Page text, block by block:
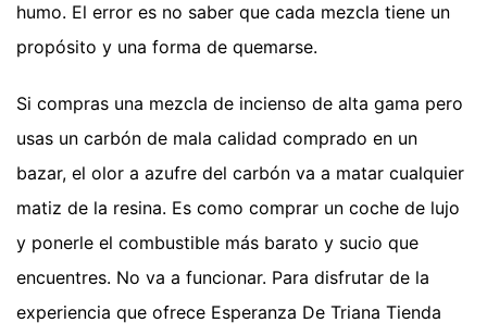
humo. El error es no saber que cada mezcla tiene un
propósito y una forma de quemarse.
Si compras una mezcla de incienso de alta gama pero
usas un carbón de mala calidad comprado en un
bazar, el olor a azufre del carbón va a matar cualquier
matiz de la resina. Es como comprar un coche de lujo
y ponerle el combustible más barato y sucio que
encuentres. No va a funcionar. Para disfrutar de la
experiencia que ofrece Esperanza De Triana Tienda